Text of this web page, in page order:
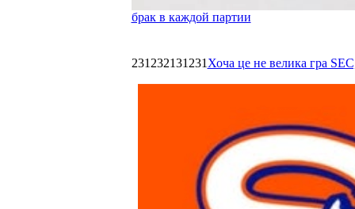
брак в каждой партии
231232131231 Хоча це не велика гра